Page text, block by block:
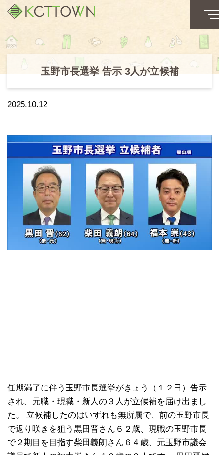
玉野市長選挙 告示 3人が立候補
2025.10.12
任期満了に伴う玉野市長選挙がきょう（１２日）告示
され、元職・現職・新人の３人が立候補を届け出まし
た。 立候補したのはいずれも無所属で、前の玉野市長
で返り咲きを狙う黒田晋さん６２歳、現職の玉野市長
で２期目を目指す柴田義朗さん６４歳、元玉野市議会